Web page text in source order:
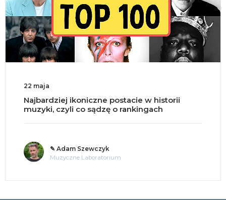
22 maja
Najbardziej ikoniczne postacie w historii
muzyki, czyli co sądzę o rankingach
✎ Adam Szewczyk
Muzyczne Laboratorium